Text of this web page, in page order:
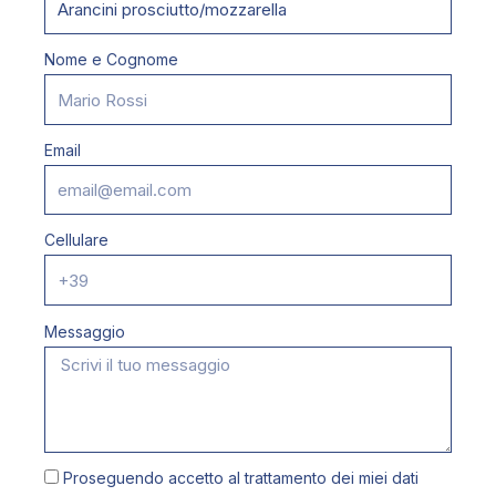
Nome e Cognome
Email
Cellulare
Messaggio
Proseguendo accetto al trattamento dei miei dati